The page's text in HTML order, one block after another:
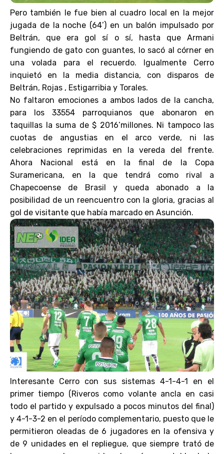
Pero también le fue bien al cuadro local en la mejor
jugada de la noche (64’) en un balón impulsado por
Beltrán, que era gol sí o sí, hasta que Armani
fungiendo de gato con guantes, lo sacó al córner en
una volada para el recuerdo. Igualmente Cerro
inquietó en la media distancia, con disparos de
Beltrán, Rojas , Estigarribia y Torales.
No faltaron emociones a ambos lados de la cancha,
para los 33554 parroquianos que abonaron en
taquillas la suma de $ 2016’millones. Ni tampoco las
cuotas de angustias en el arco verde, ni las
celebraciones reprimidas en la vereda del frente.
Ahora Nacional está en la final de la Copa
Suramericana, en la que tendrá como rival a
Chapecoense de Brasil y queda abonado a la
posibilidad de un reencuentro con la gloria, gracias al
gol de visitante que había marcado en Asunción.
Interesante Cerro con sus sistemas 4-1-4-1 en el
primer tiempo (Riveros como volante ancla en casi
todo el partido y expulsado a pocos minutos del final)
y 4-1-3-2 en el período complementario, puesto que le
permitieron oleadas de 6 jugadores en la ofensiva y
de 9 unidades en el repliegue, que siempre trató de